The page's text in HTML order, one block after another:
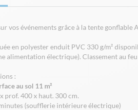
vos événements grâce à la tente
en polyester enduit PVC 330 g/m²
alimentation électrique). Classement au
:
au sol 11 m²
prof. 400 x haut. 300 cm.
(soufflerie intérieure électrique)